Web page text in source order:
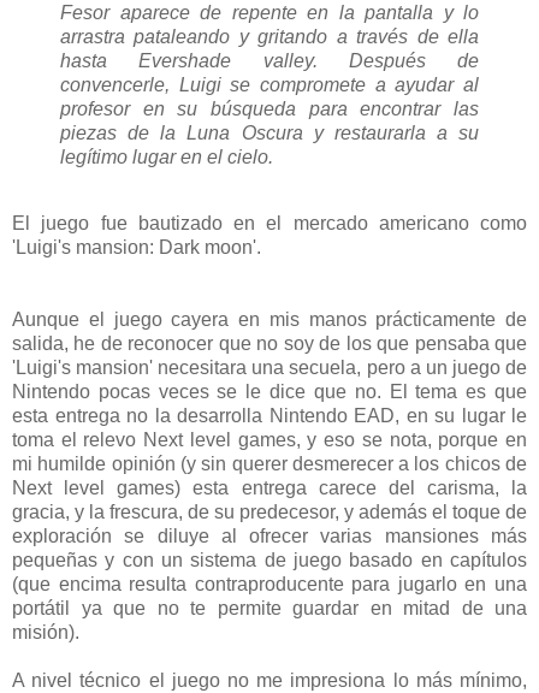
Fesor aparece de repente en la pantalla y lo
arrastra pataleando y gritando a través de ella
hasta Evershade valley. Después de
convencerle, Luigi se compromete a ayudar al
profesor en su búsqueda para encontrar las
piezas de la Luna Oscura y restaurarla a su
legítimo lugar en el cielo.
El juego fue bautizado en el mercado americano como
'Luigi's mansion: Dark moon'.
Aunque el juego cayera en mis manos prácticamente de
salida, he de reconocer que no soy de los que pensaba que
'Luigi's mansion' necesitara una secuela, pero a un juego de
Nintendo pocas veces se le dice que no. El tema es que
esta entrega no la desarrolla Nintendo EAD, en su lugar le
toma el relevo Next level games, y eso se nota, porque en
mi humilde opinión (y sin querer desmerecer a los chicos de
Next level games) esta entrega carece del carisma, la
gracia, y la frescura, de su predecesor, y además el toque de
exploración se diluye al ofrecer varias mansiones más
pequeñas y con un sistema de juego basado en capítulos
(que encima resulta contraproducente para jugarlo en una
portátil ya que no te permite guardar en mitad de una
misión).
A nivel técnico el juego no me impresiona lo más mínimo,